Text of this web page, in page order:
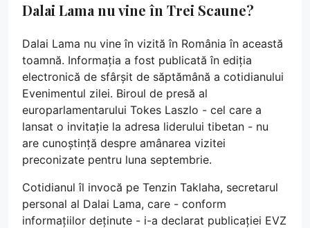
Dalai Lama nu vine în Trei Scaune?
Dalai Lama nu vine în vizită în România în această
toamnă. Informația a fost publicată în ediția
electronică de sfârșit de săptămână a cotidianului
Evenimentul zilei. Biroul de presă al
europarlamentarului Tokes Laszlo - cel care a
lansat o invitație la adresa liderului tibetan - nu
are cunoștință despre amânarea vizitei
preconizate pentru luna septembrie.
Cotidianul îl invocă pe Tenzin Taklaha, secretarul
personal al Dalai Lama, care - conform
informațiilor deținute - i-a declarat publicației EVZ